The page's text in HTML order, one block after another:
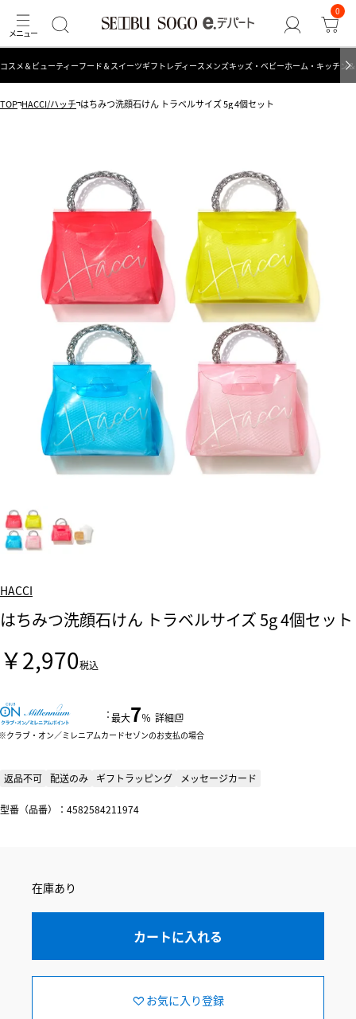
0
コスメ＆ビューティーフード＆スイーツギフト レディース メンズキッズ・ベビーホーム・キッチン
TOP HACCI/ハッチ はちみつ洗顔石けん トラベルサイズ 5g 4個セット
HACCI
はちみつ洗顔石けん トラベルサイズ 5g 4個セット
￥2,970税込
：最大7％ 詳細
クラブ・オン／ミレニアムカードセゾンのお支払の場合
返品不可 配送のみ ギフトラッピング メッセージカード
型番（品番）：4582584211974
在庫あり
カートに入れる
お気に入り登録